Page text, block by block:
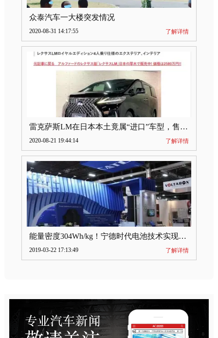
众泰汽车一大楼突发情况
2020-08-31 14:17:55 了解详情
雷克萨斯LM在日本本土竟属“进口”车型，售价2580万日元
2020-08-21 19:44:14 了解详情
能量密度304Wh/kg！宁德时代电池技术实现突破
2019-03-22 17:13:49 了解详情